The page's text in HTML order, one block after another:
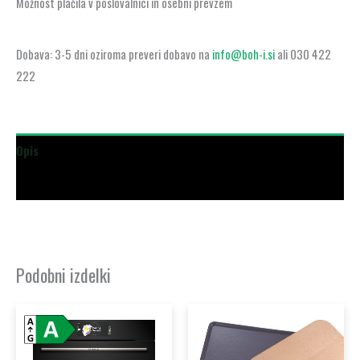
Dobava: 3-5 dni oziroma preveri dobavo na info@boh-i.siali 030 422
222
Opis
Podobni izdelki